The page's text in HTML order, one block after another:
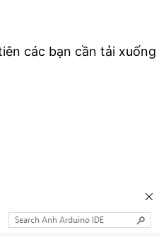
các bạn cần tải xuống